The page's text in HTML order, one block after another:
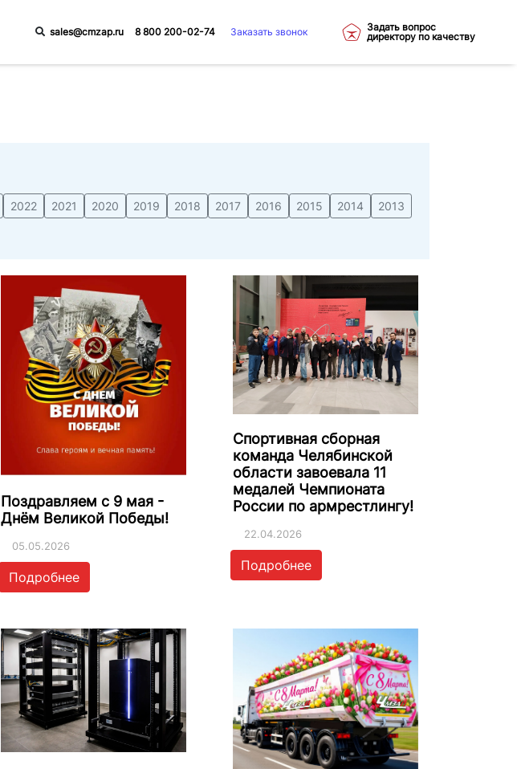
sales@cmzap.ru 8 800 200-02-74 Заказать звонок
Задать вопрос
директору по качеству
2022 2021 2020 2019 2018 2017 2016 2015 2014
2013
Поздравляем с 9 мая -
Днём Великой Победы!
05.05.2026
Подробнее
Спортивная сборная
команда Челябинской
области завоевала 11
медалей Чемпионата
России по армрестлингу!
22.04.2026
Подробнее